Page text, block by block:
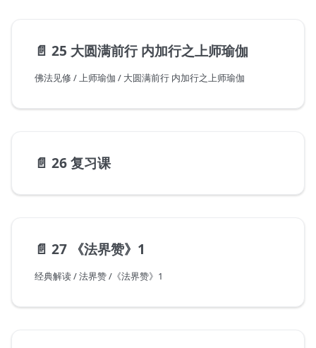
📄️ 25 大圆满前行 内加行之上师瑜伽
佛法见修 / 上师瑜伽 / 大圆满前行 内加行之上师瑜伽
📄️ 26 复习课
📄️ 27 《法界赞》1
经典解读 / 法界赞 /《法界赞》1